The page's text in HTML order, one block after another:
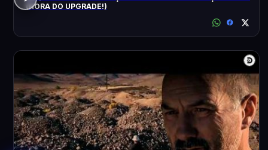
(HORA DO UPGRADE!)